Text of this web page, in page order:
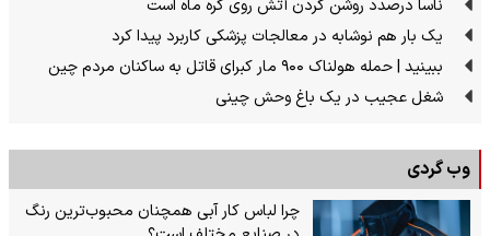
ناسا درصدد روشن کردن آتش روی کره ماه است
یک بار هم نوشابه در معالجات پزشکی کاربرد پیدا کرد
ببینید | حمله هولناک ۹۰۰ مار کبرای قاتل به ساکنان مردم چین
شغل عجیب در یک باغ وحش چینی
وب گردی
چرا لباس کار آبی همچنان محبوب‌ترین رنگ